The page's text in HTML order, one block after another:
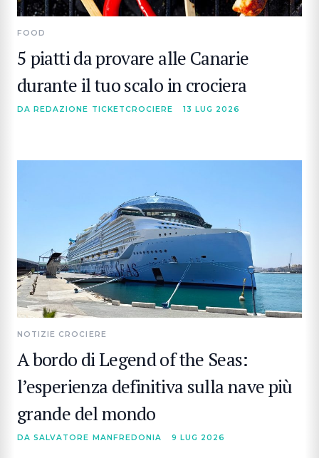
FOOD
5 piatti da provare alle Canarie
durante il tuo scalo in crociera
DA REDAZIONE TICKETCROCIERE 13 LUG 2026
NOTIZIE CROCIERE
A bordo di Legend of the Seas:
l’esperienza definitiva sulla nave più
grande del mondo
DA SALVATORE MANFREDONIA 9 LUG 2026